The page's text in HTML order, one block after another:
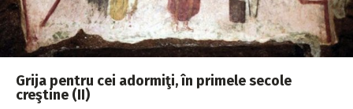
Grija pentru cei adormiţi, în primele secole
creştine (II)